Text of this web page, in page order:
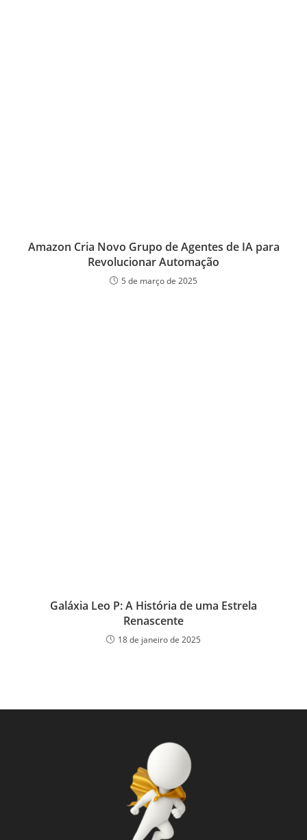
Amazon Cria Novo Grupo de Agentes de IA para
Revolucionar Automação
5 de março de 2025
Galáxia Leo P: A História de uma Estrela
Renascente
18 de janeiro de 2025